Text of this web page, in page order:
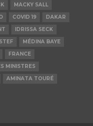
MACKY SALL
COVID 19
DAKAR
IDRISSA SECK
MÉDINA BAYE
FRANCE
MINISTRES
AMINATA TOURÉ